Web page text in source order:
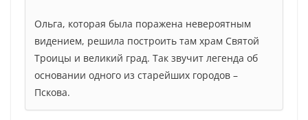
Ольга, которая была поражена невероятным
видением, решила построить там храм Святой
Троицы и великий град. Так звучит легенда об
основании одного из старейших городов –
Пскова.